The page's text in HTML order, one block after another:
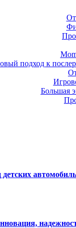
От
подход к
Большая